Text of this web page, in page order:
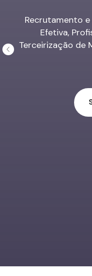
Recrutamento
Efetiva,
Terceirização de